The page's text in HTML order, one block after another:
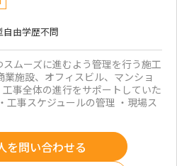
自由学歴不問
ムーズに進むよう管理を行う施工
施設、オフィスビル、マンショ
事全体の進行をサポートしていた
工事スケジュールの管理 ・現場ス
を問い合わせる